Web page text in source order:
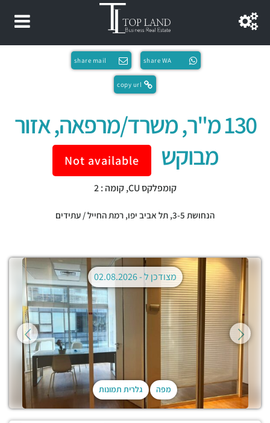
share WA
share mail
copy url
130 מ"ר, משרד/מרפאה, אזור
מבוקש
Not available
קומפלקס CU, קומה : 2
הנחושת 3-5, תל אביב יפו, רמת החייל / עתידים
מפה גלרית תמונות
מצודכן ל -02.08.2026